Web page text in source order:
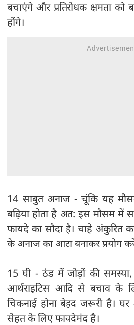
बचाएंगे और प्रतिरोधक क्षमता को
होंगे।
14 साबुत अनाज - चूं‍कि यह
बढ़िया होता है अत: इस मौसम में
फायदे का सौदा है। चाहे अंकुरित
के अनाज का आटा बनाकर प्रयोग
15 घी - ठंड में जोड़ों की समस्या,
आर्थराइटिस आदि से बचाव के
चिकनाई होना बेहद जरूरी है। घर
सेहत के लिए फायदेमंद है।